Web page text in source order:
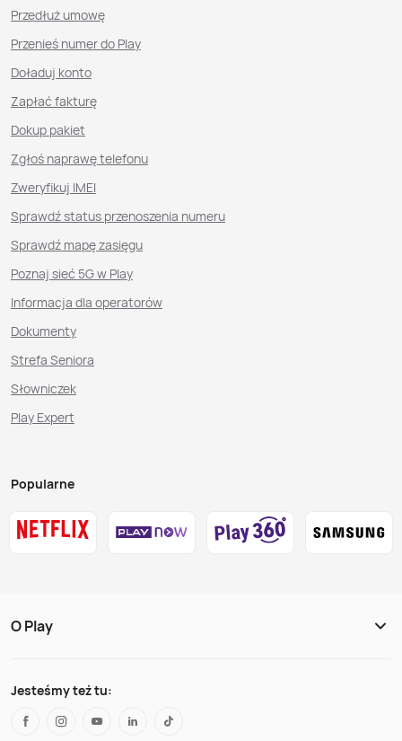
Przedłuż umowę
Przenieś numer do Play
Doładuj konto
Zapłać fakturę
Dokup pakiet
Zgłoś naprawę telefonu
Zweryfikuj IMEI
Sprawdź status przenoszenia numeru
Sprawdź mapę zasięgu
Poznaj sieć 5G w Play
Informacja dla operatorów
Dokumenty
Strefa Seniora
Słowniczek
Play Expert
Popularne
O Play
Jesteśmy też tu: